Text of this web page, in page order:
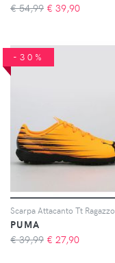
€ 54,99 € 39,90
-30%
Scarpa Attacanto Tt Ragazzo
PUMA
€ 39,99 € 27,90